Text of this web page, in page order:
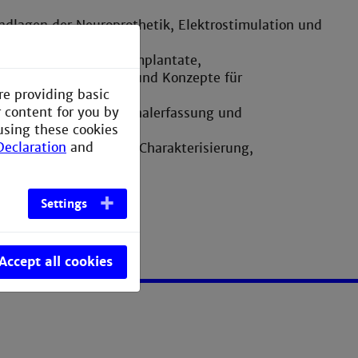
der Neuroprothetik, Elektrostimulation und
visuelle Implantate,
und Konzepte für
zur Signalerfassung und
Methoden der Charakterisierung,
providing basic
for you by
these cookies
and
Settings
all cookies